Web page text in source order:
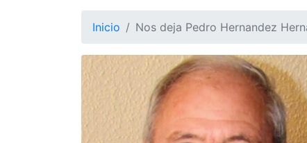
Inicio Nos deja Pedro Hernandez